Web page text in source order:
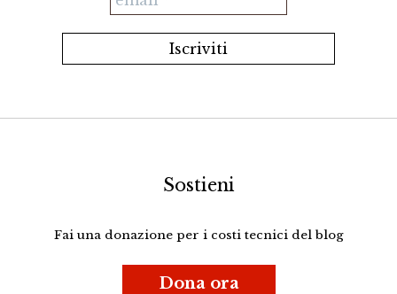
Sostieni
Fai una donazione per i costi tecnici del blog
Dona ora